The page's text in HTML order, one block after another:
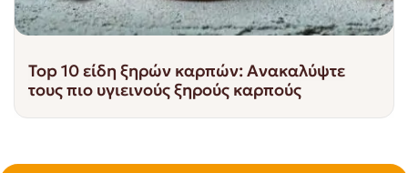
Top 10 είδη ξηρών καρπών: Ανακαλύψτε
τους πιο υγιεινούς ξηρούς καρπούς